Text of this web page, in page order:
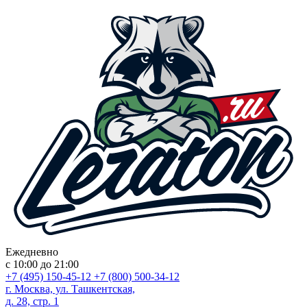
Ежедневно
с 10:00 до 21:00
+7 (495) 150-45-12 +7 (800) 500-34-12
г. Москва, ул. Ташкентская,
д. 28, стр. 1